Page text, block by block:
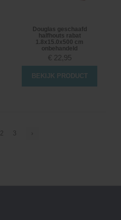
Douglas geschaafd
halfhouts rabat
1.8x15.0x500 cm
onbehandeld
€ 22,95
BEKIJK PRODUCT
2 3